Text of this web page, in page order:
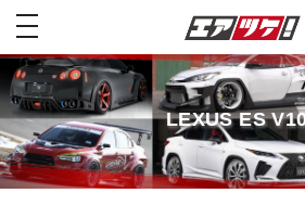
toggle
LEXUS ES